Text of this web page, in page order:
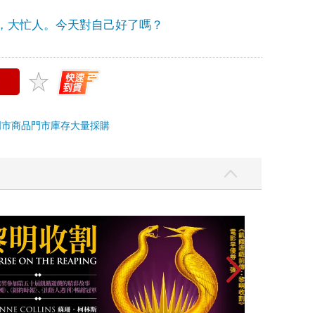
大忙人。今天對自己好了嗎？
商品門市庫存大量採購